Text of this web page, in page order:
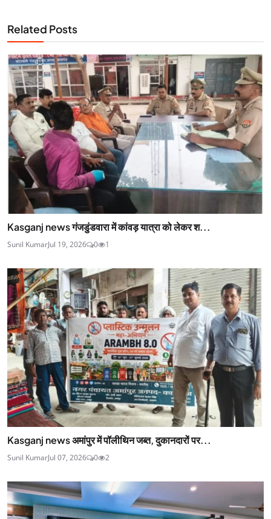
Related Posts
Kasganj news गंजडुंडवारा में कांवड़ यात्रा को लेकर श...
Sunil KumarJul 19, 2026 0 1
Kasganj news अमांपुर में पॉलीथिन जब्त, दुकानदारों पर...
Sunil KumarJul 07, 2026 0 2